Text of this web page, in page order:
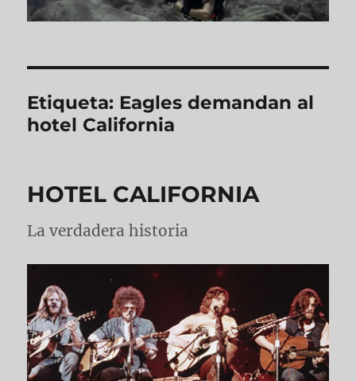
Etiqueta: Eagles demandan al
hotel California
HOTEL CALIFORNIA
La verdadera historia